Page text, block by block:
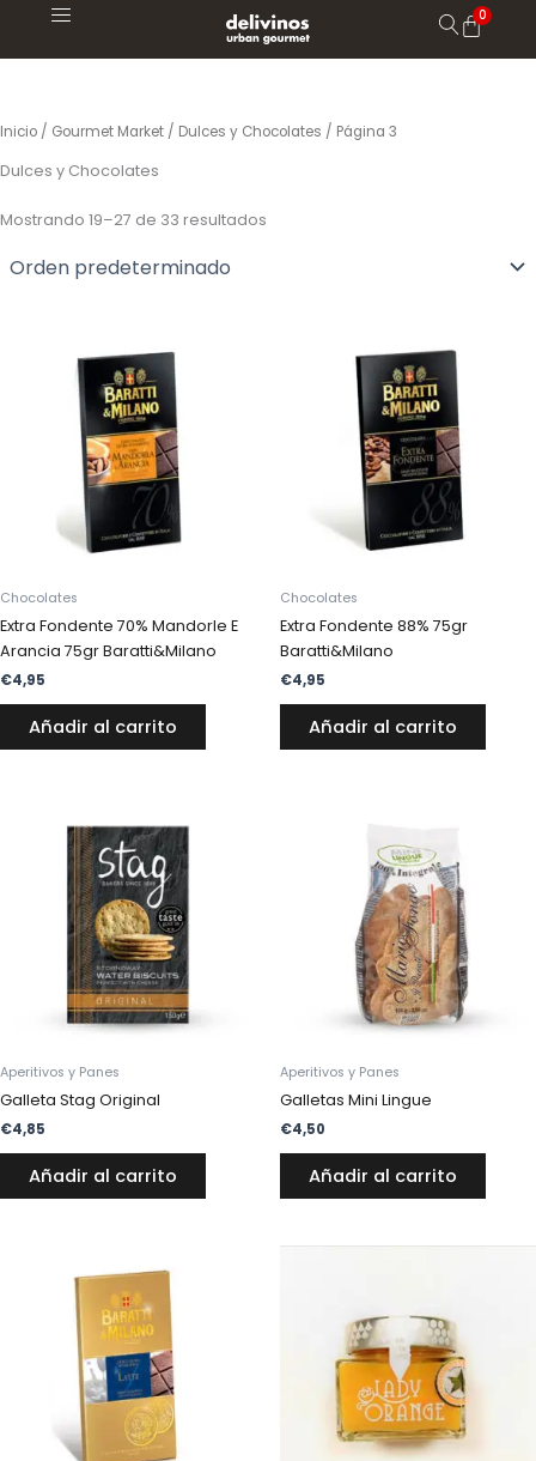
contenido
Inicio / Gourmet Market / Dulces y Chocolates / Página 3
Dulces y Chocolates
Mostrando 19–27 de 33 resultados
Chocolates
Extra Fondente 70% Mandorle E
Arancia 75gr Baratti&Milano
€4,95
Añadir al carrito
Chocolates
Extra Fondente 88% 75gr
Baratti&Milano
€4,95
Añadir al carrito
Aperitivos y Panes
Galleta Stag Original
€4,85
Añadir al carrito
Aperitivos y Panes
Galletas Mini Lingue
€4,50
Añadir al carrito